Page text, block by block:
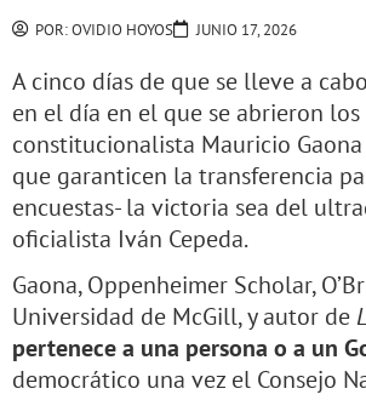
POR:OVIDIO HOYOS JUNIO 17, 2026
A cinco días de que se lleve a
en el día en el que se abrieron
constitucionalista Mauricio
que garanticen la transferencia
encuestas- la victoria sea del
oficialista Iván Cepeda.
Gaona, Oppenheimer Scholar,
Universidad de McGill, y autor de
pertenece a una persona o a un
democrático una vez el Consejo